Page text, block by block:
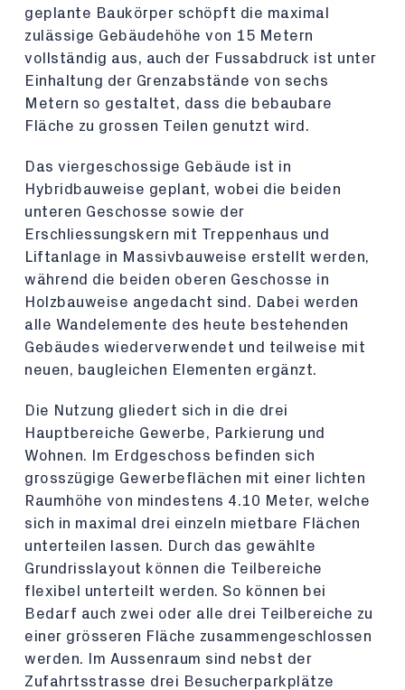
geplante Baukörper schöpft die maximal
zulässige Gebäudehöhe von 15 Metern
vollständig aus, auch der Fussabdruck ist unter
Einhaltung der Grenzabstände von sechs
Metern so gestaltet, dass die bebaubare
Fläche zu grossen Teilen genutzt wird.
Das viergeschossige Gebäude ist in
Hybridbauweise geplant, wobei die beiden
unteren Geschosse sowie der
Erschliessungskern mit Treppenhaus und
Liftanlage in Massivbauweise erstellt werden,
während die beiden oberen Geschosse in
Holzbauweise angedacht sind. Dabei werden
alle Wandelemente des heute bestehenden
Gebäudes wiederverwendet und teilweise mit
neuen, baugleichen Elementen ergänzt.
Die Nutzung gliedert sich in die drei
Hauptbereiche Gewerbe, Parkierung und
Wohnen. Im Erdgeschoss befinden sich
grosszügige Gewerbeflächen mit einer lichten
Raumhöhe von mindestens 4.10 Meter, welche
sich in maximal drei einzeln mietbare Flächen
unterteilen lassen. Durch das gewählte
Grundrisslayout können die Teilbereiche
flexibel unterteilt werden. So können bei
Bedarf auch zwei oder alle drei Teilbereiche zu
einer grösseren Fläche zusammengeschlossen
werden. Im Aussenraum sind nebst der
Zufahrtsstrasse drei Besucherparkplätze